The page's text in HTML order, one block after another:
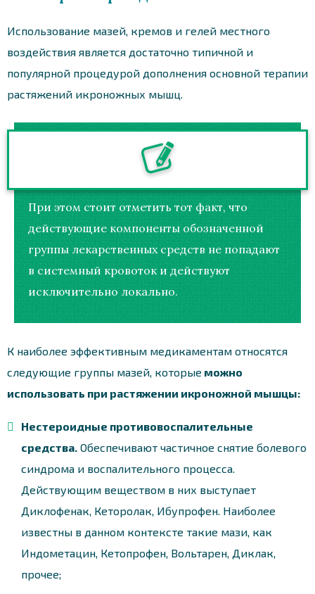
Использование мазей, кремов и гелей местного
воздействия является достаточно типичной и
популярной процедурой дополнения основной терапии
растяжений икроножных мышц.
При этом стоит отметить тот факт, что
действующие компоненты обозначенной
группы лекарственных средств не попадают
в системный кровоток и действуют
исключительно локально.
К наиболее эффективным медикаментам относятся
следующие группы мазей, которые можно
использовать при растяжении икроножной мышцы:
Нестероидные противовоспалительные
средства. Обеспечивают частичное снятие болевого
синдрома и воспалительного процесса.
Действующим веществом в них выступает
Диклофенак, Кеторолак, Ибупрофен. Наиболее
известны в данном контексте такие мази, как
Индометацин, Кетопрофен, Вольтарен, Диклак,
прочее;